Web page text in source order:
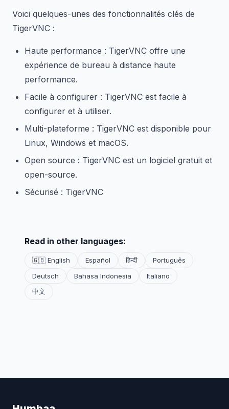
Voici quelques-unes des fonctionnalités clés de
TigerVNC :
Haute performance : TigerVNC offre une
expérience de bureau à distance haute
performance.
Facile à configurer : TigerVNC est facile à
configurer et à utiliser.
Multi-plateforme : TigerVNC est disponible pour
Linux, Windows et macOS.
Open source : TigerVNC est un logiciel gratuit et
open-source.
Sécurisé : TigerVNC
Read in other languages:
🇬🇧 English Español हिन्दी
Português
Deutsch
Bahasa Indonesia
Italiano
中文